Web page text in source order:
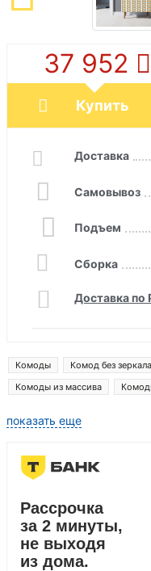
37 952
Купить
Доставка
Самовывоз
Подъем
Сборка
Доставка по
Комоды Комод без зеркала
Комоды из массива
Комоды в скандинавском стиле
показать еще
Рассрочка
за 2 минуты,
не выходя
из дома.